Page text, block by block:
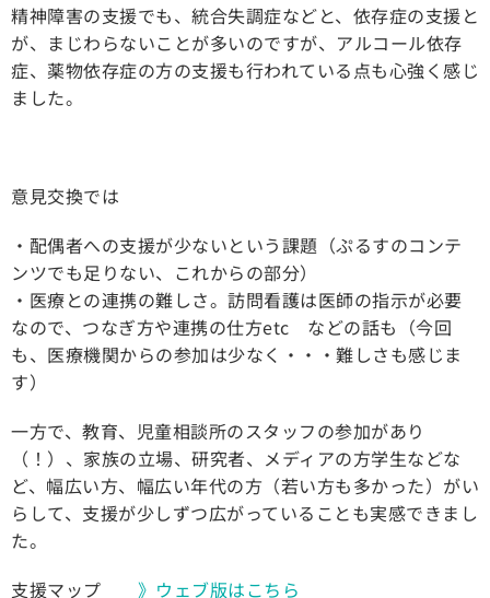
精神障害の支援でも、統合失調症などと、依存症の支援と
が、まじわらないことが多いのですが、アルコール依存
症、薬物依存症の方の支援も行われている点も心強く感じ
ました。
意見交換では
・配偶者への支援が少ないという課題（ぷるすのコンテ
ンツでも足りない、これからの部分）
・医療との連携の難しさ。訪問看護は医師の指示が必要
なので、つなぎ方や連携の仕方etc などの話も（今回
も、医療機関からの参加は少なく・・・難しさも感じま
す）
一方で、教育、児童相談所のスタッフの参加があり
（！）、家族の立場、研究者、メディアの方学生などな
ど、幅広い方、幅広い年代の方（若い方も多かった）がい
らして、支援が少しずつ広がっていることも実感できまし
た。
支援マップ 》ウェブ版はこちら